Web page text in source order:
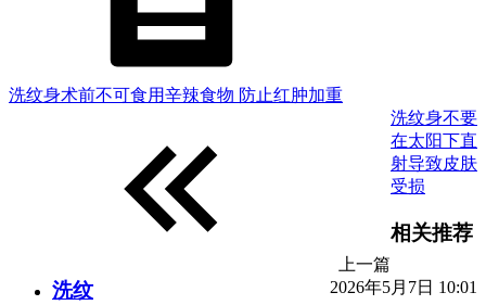
洗纹身术前不可食用辛辣食物 防止红肿加重
上一篇
2026年5月7日 10:01
洗纹身不要
在太阳下直
射导致皮肤
受损
相关推荐
洗纹